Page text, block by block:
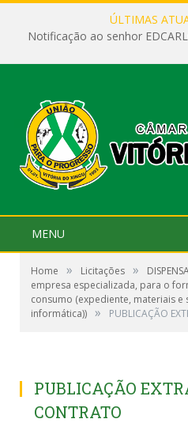
ÚLTIMAS
Notificação ao senhor
MENU
Home » Licitações »
empresa especializada, para o
consumo (expediente, materiais e
informática)) » PUBLICAÇÃO
PUBLICAÇÃO
CONTRATO